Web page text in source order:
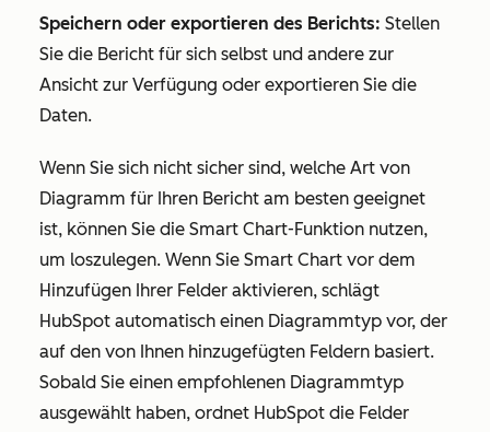
Speichern oder exportieren des Berichts: Stellen
Sie die Bericht für sich selbst und andere zur
Ansicht zur Verfügung oder exportieren Sie die
Daten.
Wenn Sie sich nicht sicher sind, welche Art von
Diagramm für Ihren Bericht am besten geeignet
ist, können Sie die Smart Chart-Funktion nutzen,
um loszulegen. Wenn Sie Smart Chart vor dem
Hinzufügen Ihrer Felder aktivieren, schlägt
HubSpot automatisch einen Diagrammtyp vor, der
auf den von Ihnen hinzugefügten Feldern basiert.
Sobald Sie einen empfohlenen Diagrammtyp
ausgewählt haben, ordnet HubSpot die Felder